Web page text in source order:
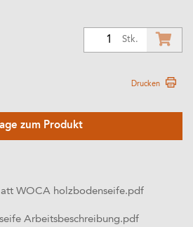
Stk.
Drucken
zum Produkt
WOCA holzbodenseife.pdf
Arbeitsbeschreibung.pdf